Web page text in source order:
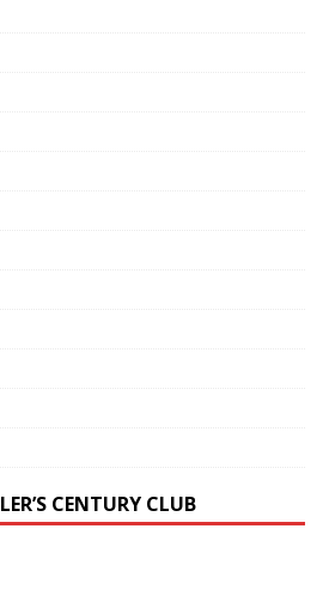
CENTURY CLUB